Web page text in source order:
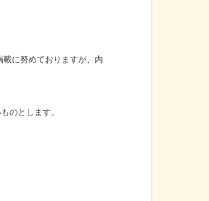
に努めておりますが、内
のとします。